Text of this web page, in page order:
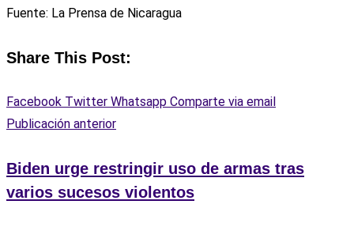
Fuente: La Prensa de Nicaragua
Share This Post:
Facebook Twitter Whatsapp Comparte via email
Publicación anterior
Biden urge restringir uso de armas tras
varios sucesos violentos